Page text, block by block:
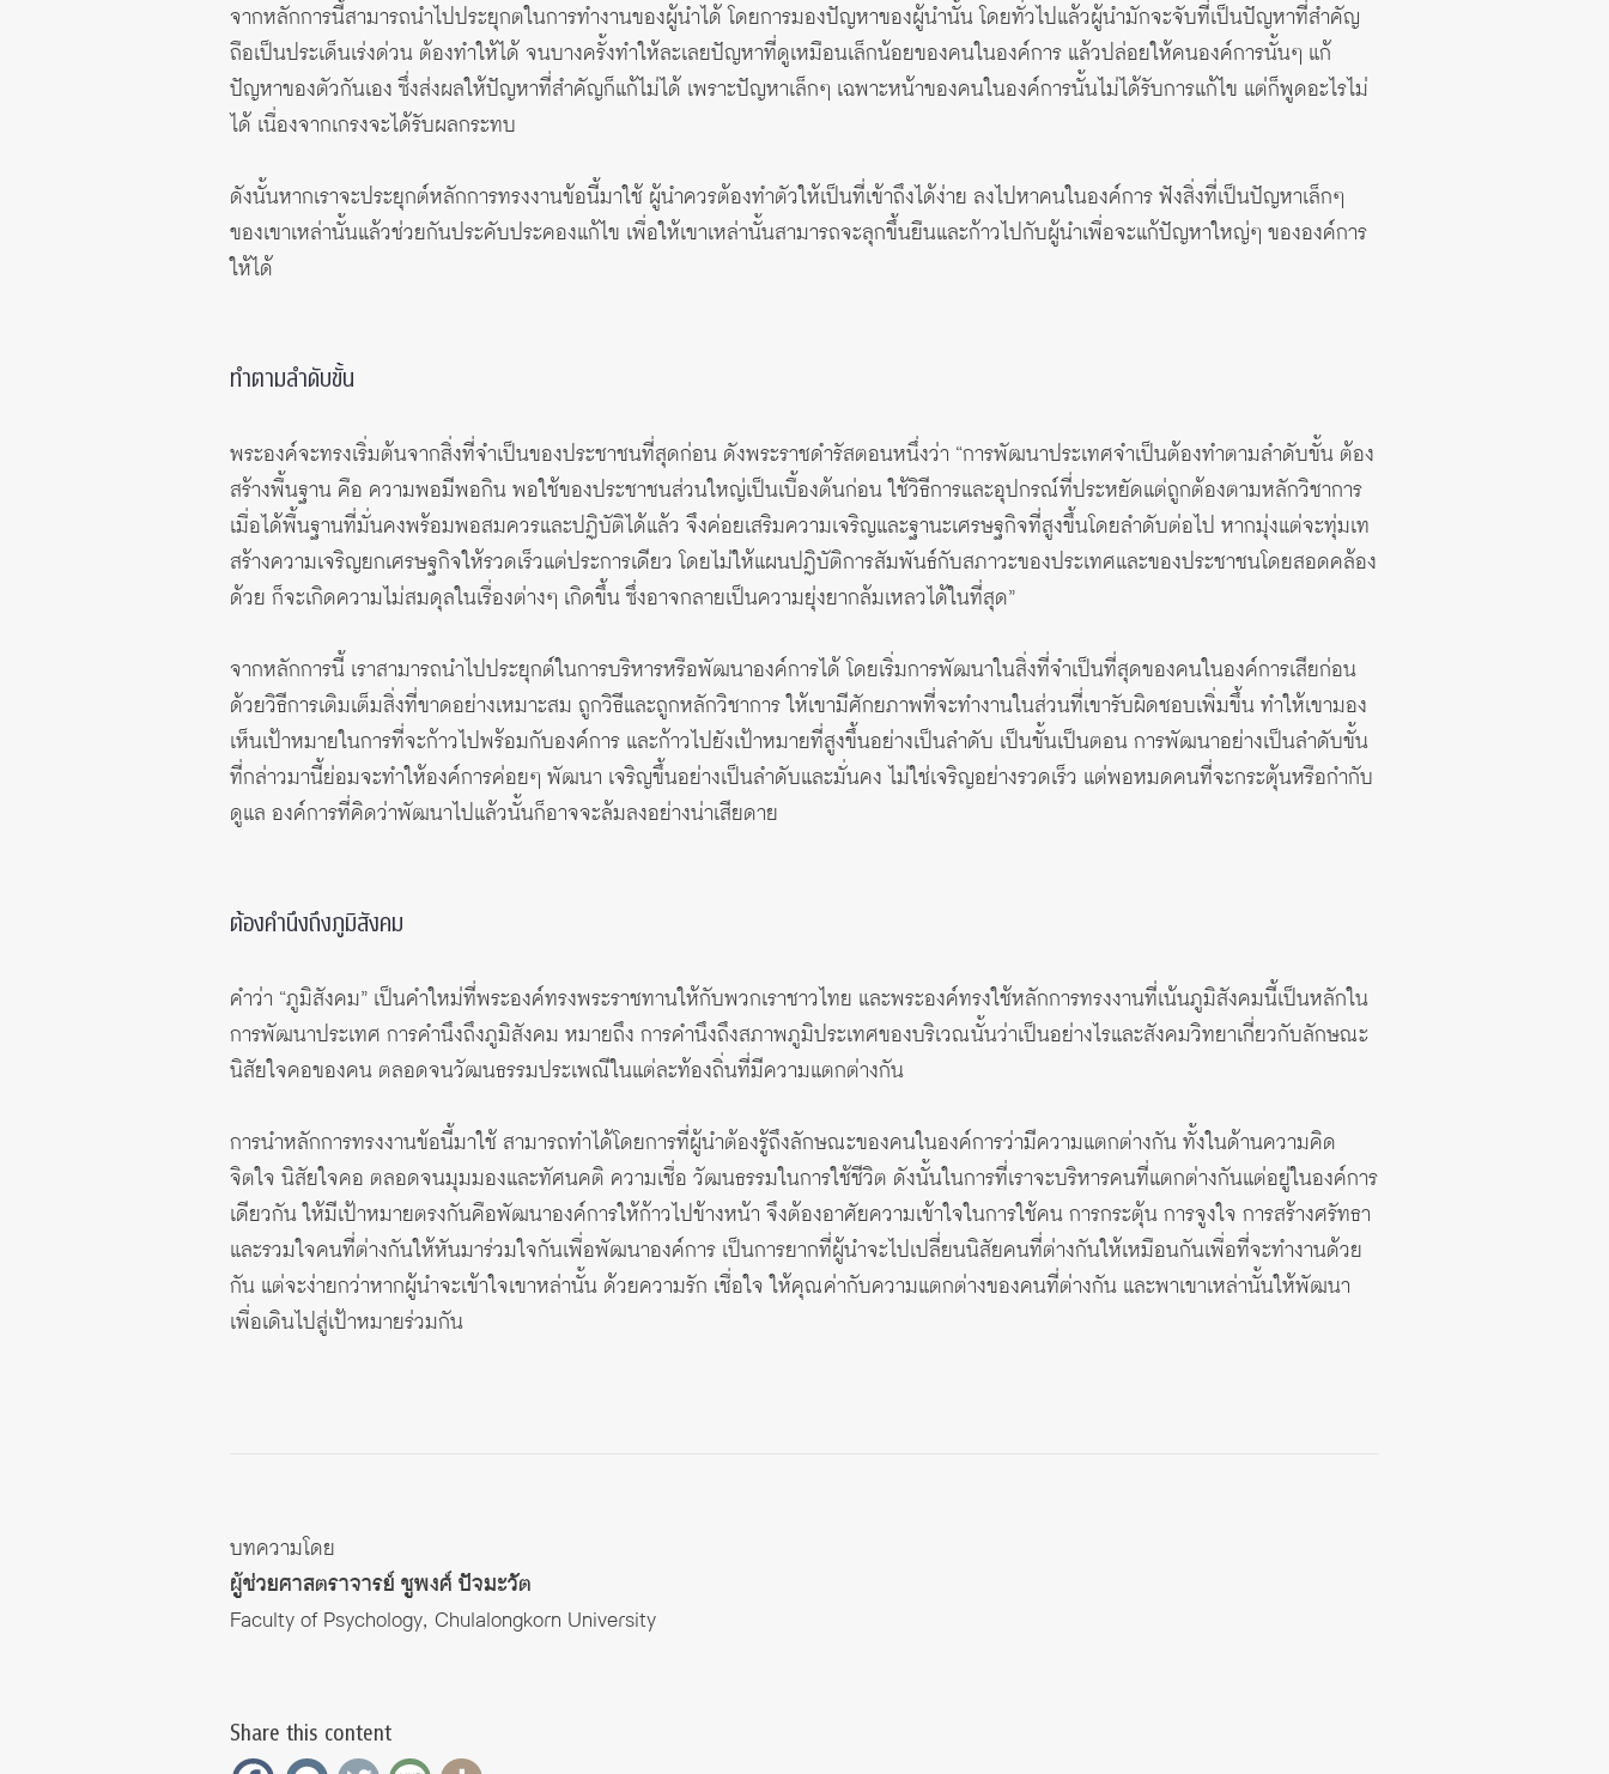
จากหลักการนี้สามารถนำไปประยุกตในการทำงานของผู้นำได้ โดยการมองปัญหาของผู้นำนั้น โดยทั่วไปแล้วผู้นำมักจะจับที่เป็นปัญหาที่สำคัญ
ถือเป็นประเด็นเร่งด่วน ต้องทำให้ได้ จนบางครั้งทำให้ละเลยปัญหาที่ดูเหมือนเล็กน้อยของคนในองค์การ แล้วปล่อยให้คนองค์การนั้นๆ แก้
ปัญหาของตัวกันเอง ซึ่งส่งผลให้ปัญหาที่สำคัญก็แก้ไม่ได้ เพราะปัญหาเล็กๆ เฉพาะหน้าของคนในองค์การนั้นไม่ได้รับการแก้ไข แต่ก็พูดอะไรไม่
ได้ เนื่องจากเกรงจะได้รับผลกระทบ
ดังนั้นหากเราจะประยุกต์หลักการทรงงานข้อนี้มาใช้ ผู้นำควรต้องทำตัวให้เป็นที่เข้าถึงได้ง่าย ลงไปหาคนในองค์การ ฟังสิ่งที่เป็นปัญหาเล็กๆ
ของเขาเหล่านั้นแล้วช่วยกันประคับประคองแก้ไข เพื่อให้เขาเหล่านั้นสามารถจะลุกขึ้นยืนและก้าวไปกับผู้นำเพื่อจะแก้ปัญหาใหญ่ๆ ขององค์การ
ให้ได้
ทำตามลำดับขั้น
พระองค์จะทรงเริ่มต้นจากสิ่งที่จำเป็นของประชาชนที่สุดก่อน ดังพระราชดำรัสตอนหนึ่งว่า “การพัฒนาประเทศจำเป็นต้องทำตามลำดับขั้น ต้อง
สร้างพื้นฐาน คือ ความพอมีพอกิน พอใช้ของประชาชนส่วนใหญ่เป็นเบื้องต้นก่อน ใช้วิธีการและอุปกรณ์ที่ประหยัดแต่ถูกต้องตามหลักวิชาการ
เมื่อได้พื้นฐานที่มั่นคงพร้อมพอสมควรและปฏิบัติได้แล้ว จึงค่อยเสริมความเจริญและฐานะเศรษฐกิจที่สูงขึ้นโดยลำดับต่อไป หากมุ่งแต่จะทุ่มเท
สร้างความเจริญยกเศรษฐกิจให้รวดเร็วแต่ประการเดียว โดยไม่ให้แผนปฏิบัติการสัมพันธ์กับสภาวะของประเทศและของประชาชนโดยสอดคล้อง
ด้วย ก็จะเกิดความไม่สมดุลในเรื่องต่างๆ เกิดขึ้น ซึ่งอาจกลายเป็นความยุ่งยากล้มเหลวได้ในที่สุด”
จากหลักการนี้ เราสามารถนำไปประยุกต์ในการบริหารหรือพัฒนาองค์การได้ โดยเริ่มการพัฒนาในสิ่งที่จำเป็นที่สุดของคนในองค์การเสียก่อน
ด้วยวิธีการเติมเต็มสิ่งที่ขาดอย่างเหมาะสม ถูกวิธีและถูกหลักวิชาการ ให้เขามีศักยภาพที่จะทำงานในส่วนที่เขารับผิดชอบเพิ่มขึ้น ทำให้เขามอง
เห็นเป้าหมายในการที่จะก้าวไปพร้อมกับองค์การ และก้าวไปยังเป้าหมายที่สูงขึ้นอย่างเป็นลำดับ เป็นขั้นเป็นตอน การพัฒนาอย่างเป็นลำดับขั้น
ที่กล่าวมานี้ย่อมจะทำให้องค์การค่อยๆ พัฒนา เจริญขึ้นอย่างเป็นลำดับและมั่นคง ไม่ใช่เจริญอย่างรวดเร็ว แต่พอหมดคนที่จะกระตุ้นหรือกำกับ
ดูแล องค์การที่คิดว่าพัฒนาไปแล้วนั้นก็อาจจะล้มลงอย่างน่าเสียดาย
ต้องคำนึงถึงภูมิสังคม
คำว่า “ภูมิสังคม” เป็นคำใหม่ที่พระองค์ทรงพระราชทานให้กับพวกเราชาวไทย และพระองค์ทรงใช้หลักการทรงงานที่เน้นภูมิสังคมนี้เป็นหลักใน
การพัฒนาประเทศ การคำนึงถึงภูมิสังคม หมายถึง การคำนึงถึงสภาพภูมิประเทศของบริเวณนั้นว่าเป็นอย่างไรและสังคมวิทยาเกี่ยวกับลักษณะ
นิสัยใจคอของคน ตลอดจนวัฒนธรรมประเพณีในแต่ละท้องถิ่นที่มีความแตกต่างกัน
การนำหลักการทรงงานข้อนี้มาใช้ สามารถทำได้โดยการที่ผู้นำต้องรู้ถึงลักษณะของคนในองค์การว่ามีความแตกต่างกัน ทั้งในด้านความคิด
จิตใจ นิสัยใจคอ ตลอดจนมุมมองและทัศนคติ ความเชื่อ วัฒนธรรมในการใช้ชีวิต ดังนั้นในการที่เราจะบริหารคนที่แตกต่างกันแต่อยู่ในองค์การ
เดียวกัน ให้มีเป้าหมายตรงกันคือพัฒนาองค์การให้ก้าวไปข้างหน้า จึงต้องอาศัยความเข้าใจในการใช้คน การกระตุ้น การจูงใจ การสร้างศรัทธา
และรวมใจคนที่ต่างกันให้หันมาร่วมใจกันเพื่อพัฒนาองค์การ เป็นการยากที่ผู้นำจะไปเปลี่ยนนิสัยคนที่ต่างกันให้เหมือนกันเพื่อที่จะทำงานด้วย
กัน แต่จะง่ายกว่าหากผู้นำจะเข้าใจเขาหล่านั้น ด้วยความรัก เชื่อใจ ให้คุณค่ากับความแตกต่างของคนที่ต่างกัน และพาเขาเหล่านั้นให้พัฒนา
เพื่อเดินไปสู่เป้าหมายร่วมกัน
บทความโดย
ผู้ช่วยศาสตราจารย์ ชูพงศ์ ปัจมะวัต
Faculty of Psychology, Chulalongkorn University
Share this content